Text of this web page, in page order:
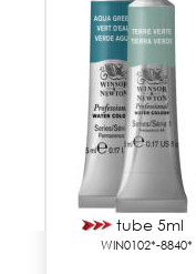
tube 5ml
WIN0102*-8840*